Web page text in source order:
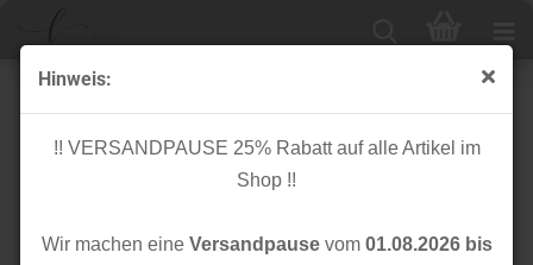
Hinweis:
!! VERSANDPAUSE 25% Rabatt auf alle Artikel im
Shop !!
Wir machen eine Versandpausevom 01.08.2026 bis
Knopf Cotton - Curb - 11mm - old rose - Mind the Maker